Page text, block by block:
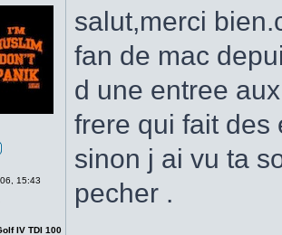
15:43
IV TDI 100
salut,merci
fan de mac
d une entree
frere qui fait
sinon j ai vu ta
pecher .